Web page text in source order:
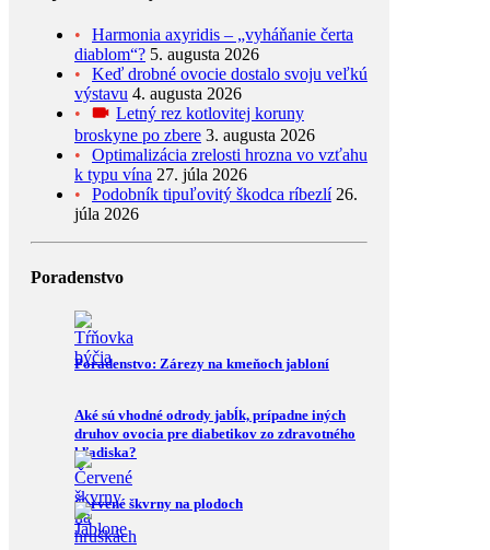
Harmonia axyridis – „vyháňanie čerta
diablom“? 5. augusta 2026
Keď drobné ovocie dostalo svoju veľkú
výstavu 4. augusta 2026
Letný rez kotlovitej koruny
broskyne po zbere 3. augusta 2026
Optimalizácia zrelosti hrozna vo vzťahu
k typu vína 27. júla 2026
Podobník tipuľovitý škodca ríbezlí 26.
júla 2026
Poradenstvo
Poradenstvo: Zárezy na kmeňoch jabloní
Aké sú vhodné odrody jabĺk, prípadne iných
druhov ovocia pre diabetikov zo zdravotného
hľadiska?
Červené škvrny na plodoch